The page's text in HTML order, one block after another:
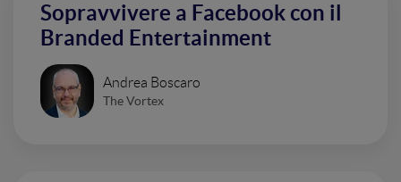
Sopravvivere a Facebook con il
Branded Entertainment
Andrea Boscaro
The Vortex